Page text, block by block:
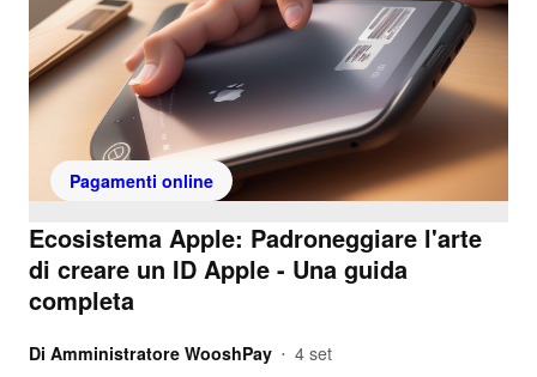
Pagamenti online
Ecosistema Apple: Padroneggiare l'arte
di creare un ID Apple - Una guida
completa
Di Amministratore WooshPay • 4 set